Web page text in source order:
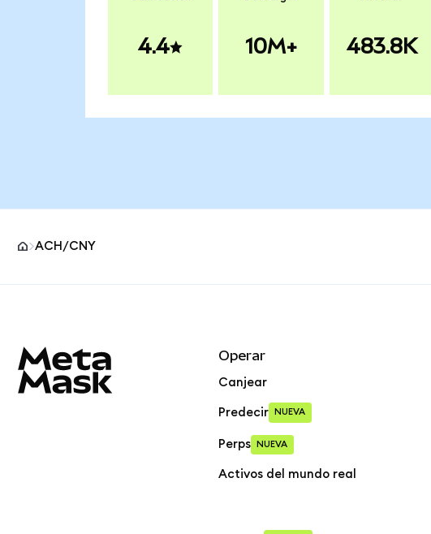
4.4 10M+ 483.8K
ACH/CNY
Operar
Canjear
Predecir NUEVA
Perps NUEVA
Activos del mundo real